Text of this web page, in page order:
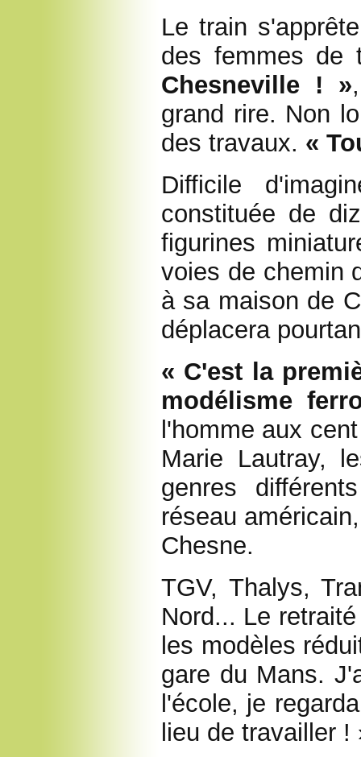
Le train
des femmes
Chesneville
! »
grand rire. Non
des travaux. «
Difficile
constituée de
figurines
voies de chemin
à sa maison de
déplacera
« C'est la
modélisme
l'homme aux
Marie Lautray,
genres
réseau
Chesne.
TGV, Thalys,
Nord... Le
les modèles
gare du Mans.
l'école, je
lieu de travailler !